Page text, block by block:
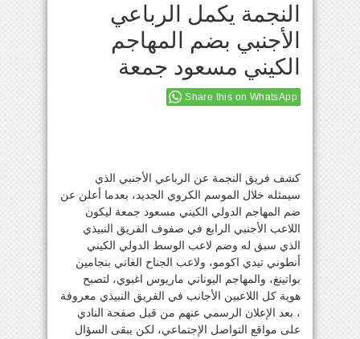
النجمة يكمل الرباعي
الأجنبي بضم المهاجم
الكيني مسعود جمعة
Share this on WhatsApp
كشف فريق النجمة عن الرباعي الأجنبي الذي
سيمثله خلال الموسم الكروي الجديد، بعدما أعلن عن
ضم المهاجم الدولي الكيني مسعود جمعة ليكون
اللاعب الأجنبي الرابع في صفوف الفريق النبيذي
الذي سبق له وضم لاعب الوسط الدولي الكيني
أنطوني تيدي اكومو، ولاعب الجناح الغاني بنجامين
بواتينغ، والمهاجم اليوناني ماريوس اغبوي، لتصبح
هوية كل اللاعبين الأجانب في الفريق النبيذي معروفة
، بعد الإعلان الرسمي عنهم من قبل صفحة النادي
على مواقع التواصل الإجتماعي، لكن يبقى السؤال